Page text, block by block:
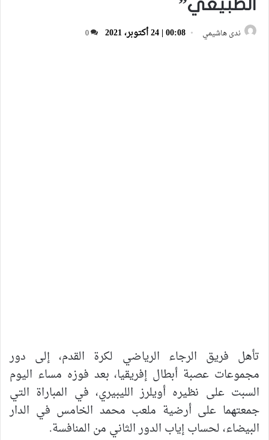
الطبيعي”
ندى هاشيمي 00:08 | 24 أكتوبر، 2021 0
تأهل فريق الرجاء الرياضي لكرة القدم، إلى دور
مجموعات عصبة أبطال إفريقيا، بعد فوزه مساء اليوم
السبت على نظيره أويلرز الليبيري، في المباراة التي
جمعتهما على أرضية ملعب محمد الخامس في الدار
البيضاء، لحسابإياب الدورالثاني من المنافسة.